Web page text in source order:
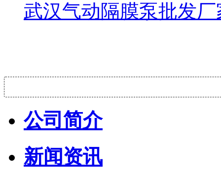
武汉气动隔膜泵批发
公司简介
新闻资讯